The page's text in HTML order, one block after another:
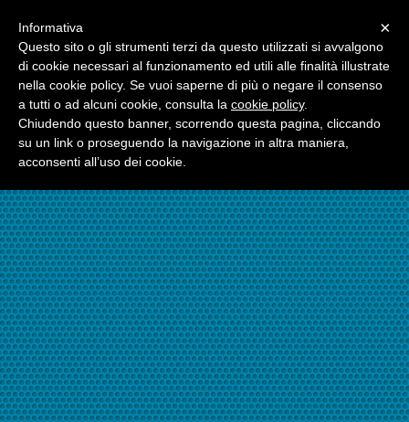
☎324.7403485
×
Informativa
Questo sito o gli strumenti terzi da questo utilizzati si avvalgono
di cookie necessari al funzionamento ed utili alle finalità illustrate
nella cookie policy. Se vuoi saperne di più o negare il consenso
a tutti o ad alcuni cookie, consulta la cookie policy.
Chiudendo questo banner, scorrendo questa pagina, cliccando
su un link o proseguendo la navigazione in altra maniera,
acconsenti all’uso dei cookie.